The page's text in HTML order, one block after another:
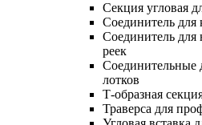
Секция угловая
Соединитель для
Соединитель
реек
Соединительные
лотков
Т-образная
Траверса для